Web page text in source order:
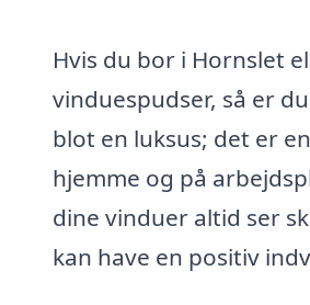
Hvis du bor i Hornslet
vinduespudser, så er
blot en luksus; det er
hjemme og på
dine vinduer altid ser
kan have en positiv